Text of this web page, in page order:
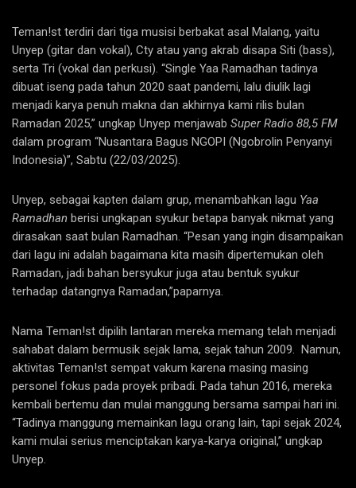
Teman!st terdiri dari tiga musisi berbakat asal Malang, yaitu
Unyep (gitar dan vokal), Cty atau yang akrab disapa Siti (bass),
serta Tri (vokal dan perkusi). “Single Yaa Ramadhan tadinya
dibuat iseng pada tahun 2020 saat pandemi, lalu diulik lagi
menjadi karya penuh makna dan akhirnya kami rilis bulan
Ramadan 2025,” ungkap Unyep menjawab Super Radio 88,5 FM
dalam program “Nusantara Bagus NGOPI (Ngobrolin Penyanyi
Indonesia)”, Sabtu (22/03/2025).
Unyep, sebagai kapten dalam grup, menambahkan lagu Yaa
Ramadhan berisi ungkapan syukur betapa banyak nikmat yang
dirasakan saat bulan Ramadhan. “Pesan yang ingin disampaikan
dari lagu ini adalah bagaimana kita masih dipertemukan oleh
Ramadan, jadi bahan bersyukur juga atau bentuk syukur
terhadap datangnya Ramadan,”paparnya.
Nama Teman!st dipilih lantaran mereka memang telah menjadi
sahabat dalam bermusik sejak lama, sejak tahun 2009. Namun,
aktivitas Teman!st sempat vakum karena masing masing
personel fokus pada proyek pribadi. Pada tahun 2016, mereka
kembali bertemu dan mulai manggung bersama sampai hari ini.
“Tadinya manggung memainkan lagu orang lain, tapi sejak 2024,
kami mulai serius menciptakan karya-karya original,” ungkap
Unyep.